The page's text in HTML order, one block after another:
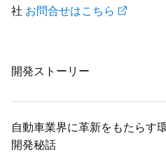
社 お問合せはこちら
開発ストーリー
自動車業界に革新をもたらす
開発秘話